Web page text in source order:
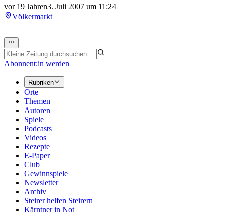
vor 19 Jahren3. Juli 2007 um 11:24
Völkermarkt
Abonnent:in werden
Rubriken
Orte
Themen
Autoren
Spiele
Podcasts
Videos
Rezepte
E-Paper
Club
Gewinnspiele
Newsletter
Archiv
Steirer helfen Steirern
Kärntner in Not